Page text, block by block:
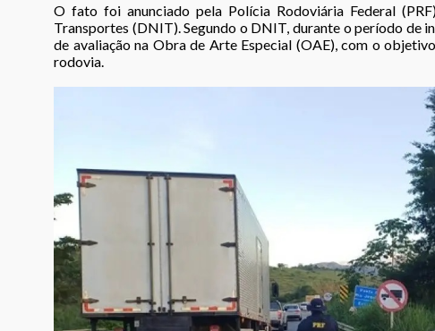
O fato foi anunciado pela Polícia Rodoviária Federal
Transportes (DNIT). Segundo o DNIT, durante o período de
de avaliação na Obra de Arte Especial (OAE), com o
rodovia.